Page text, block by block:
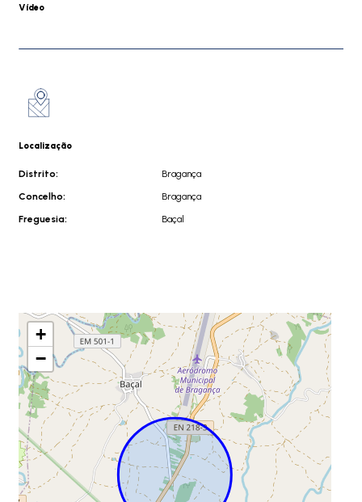
Vídeo
Localização
Distrito:
Bragança
Concelho:
Bragança
Freguesia:
Baçal
+
−